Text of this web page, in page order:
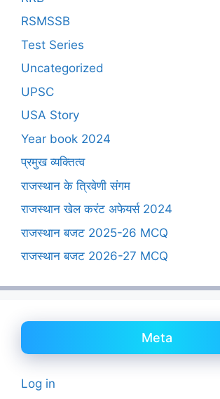
RSMSSB
Test Series
Uncategorized
UPSC
USA Story
Year book 2024
प्रमुख व्यक्तित्व
राजस्थान के त्रिवेणी संगम
राजस्थान खेल करंट अफेयर्स 2024
राजस्थान बजट 2025-26 MCQ
राजस्थान बजट 2026-27 MCQ
Meta
Log in